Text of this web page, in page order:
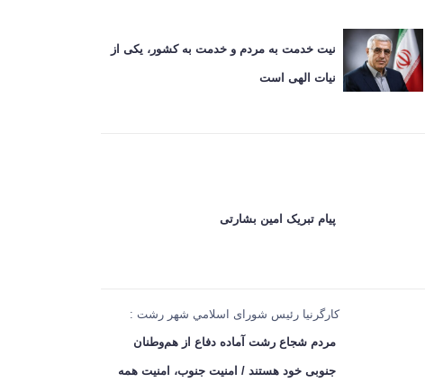
نیت خدمت به مردم و خدمت به کشور، یکی از
نیات الهی است
پیام تبریک امین بشارتی
کارگرنیا رئیس شورای اسلامي شهر رشت :
مردم شجاع رشت آماده دفاع از هم‌وطنان
جنوبی خود هستند / امنیت جنوب، امنیت همه